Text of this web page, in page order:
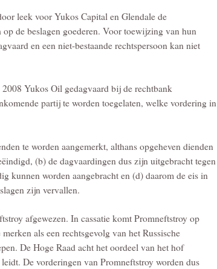
leek voor Yukos Capital en Glendale de
de beslagen goederen. Voor toewijzing van hun
en een niet-bestaande rechtspersoon kan niet
Yukos Oil gedagvaard bij de rechtbank
partij te worden toegelaten, welke vordering in
te worden aangemerkt, althans opgeheven dienden
(b) de dagvaardingen dus zijn uitgebracht tegen
kunnen worden aangebracht en (d) daarom de eis in
zijn vervallen.
afgewezen. In cassatie komt Promneftstroy op
als een rechtsgevolg van het Russische
De Hoge Raad acht het oordeel van het hof
De vorderingen van Promneftstroy worden dus